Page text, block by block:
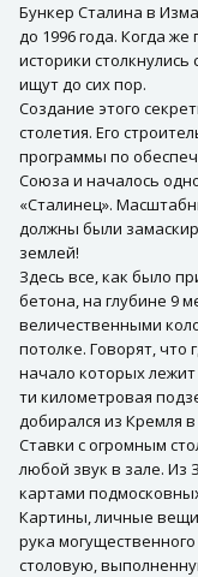
Бункер Сталина в
до 1996 года. Когда же
историки
ищут до сих пор.
Создание этого
столетия. Его
программы по
Союза и началось
«Сталинец».
должны были
землей!
Здесь все, как было
бетона, на глубине 9
величественными
потолке. Говорят, что
начало которых
ти километровая
добирался из Кремля
Ставки с огромным
любой звук в зале. Из
картами
Картины, личные
рука
столовую,